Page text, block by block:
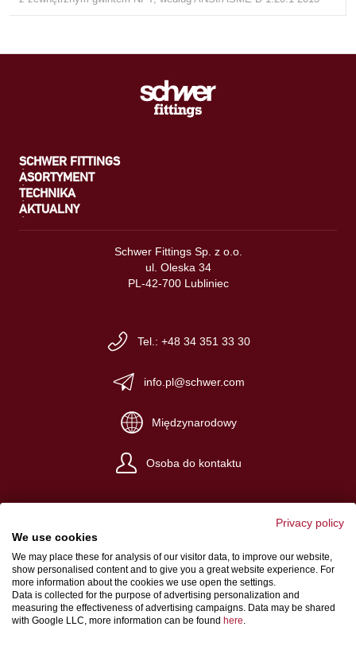
SCHWER FITTINGS
ASORTYMENT
TECHNIKA
AKTUALNY
Schwer Fittings Sp. z o.o.
ul. Oleska 34
PL-42-700 Lubliniec
Tel.: +48 34 351 33 30
info.pl@schwer.com
Międzynarodowy
Osoba do kontaktu
Nota redakcyjna
Ogólne warunki handlowe
Polityka prywatności
Privacy policy
We use cookies
We may place these for analysis of our visitor data, to improve our website,
show personalised content and to give you a great website experience. For
more information about the cookies we use open the settings.
Data is collected for the purpose of advertising personalization and
measuring the effectiveness of advertising campaigns. Data may be shared
with Google LLC, more information can be found here.